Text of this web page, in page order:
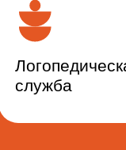
служба